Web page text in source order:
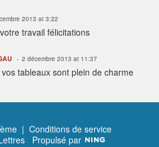
2013 at 3:22
travail félicitations
2 décembre 2013 at 11:37
tableaux sont plein de charme
| Conditions de service
Propulsé par